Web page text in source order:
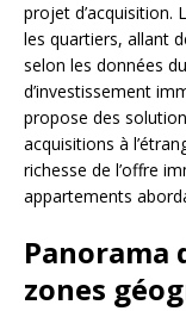
projet d’acquisition.
les quartiers, allant
selon les données
d’investissement
propose des
acquisitions à
richesse de l’offre
appartements
Panorama
zones